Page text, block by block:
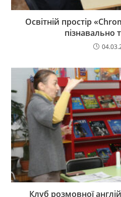
Освітній простір
пізнавально
Клуб розмовної